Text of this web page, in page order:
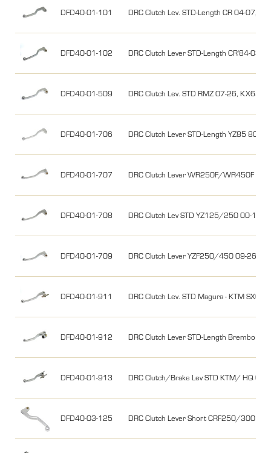
DFD40-01-101 DRC Clutch Lev. STD-Length CR 04-07,
DFD40-01-102 DRC Clutch Lever STD-Length CR'84-
DFD40-01-509 DRC Clutch Lev. STD RMZ 07-26,
DFD40-01-706 DRC Clutch Lever STD-Length YZ85
DFD40-01-707 DRC Clutch Lever WR250F/WR450F
DFD40-01-708 DRC Clutch Lev STD YZ125/250 00-14,
DFD40-01-709 DRC Clutch Lever YZF250/450 09-26,
DFD40-01-911 DRC Clutch Lev. STD Magura - KTM
DFD40-01-912 DRC Clutch Lever STD-Length Brembo
DFD40-01-913 DRC Clutch/Brake Lev STD KTM/ HQ 65
DFD40-03-125 DRC Clutch Lever Short CRF250/300 L/